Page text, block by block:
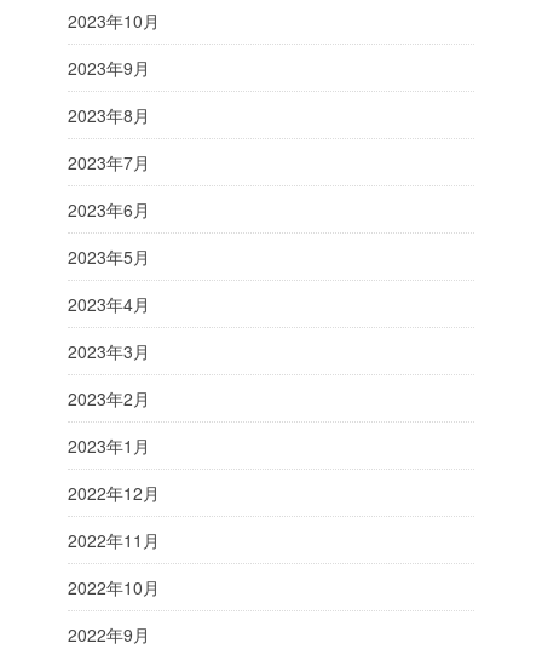
2023年10月
2023年9月
2023年8月
2023年7月
2023年6月
2023年5月
2023年4月
2023年3月
2023年2月
2023年1月
2022年12月
2022年11月
2022年10月
2022年9月